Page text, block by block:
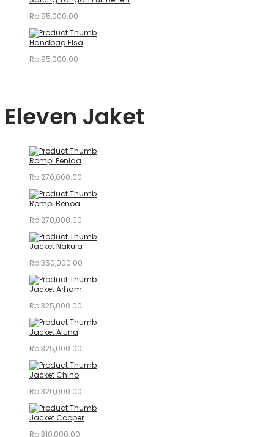
Rp 95,000.00
Handbag Elsa
Rp 95,000.00
Eleven Jaket
Rompi Penida
Rp 270,000.00
Rompi Benoa
Rp 270,000.00
Jacket Nakula
Rp350,000.00
Jacket Arham
Rp325,000.00
Jacket Aluna
Rp325,000.00
Jacket Chino
Rp320,000.00
Jacket Cooper
Rp310,000.00